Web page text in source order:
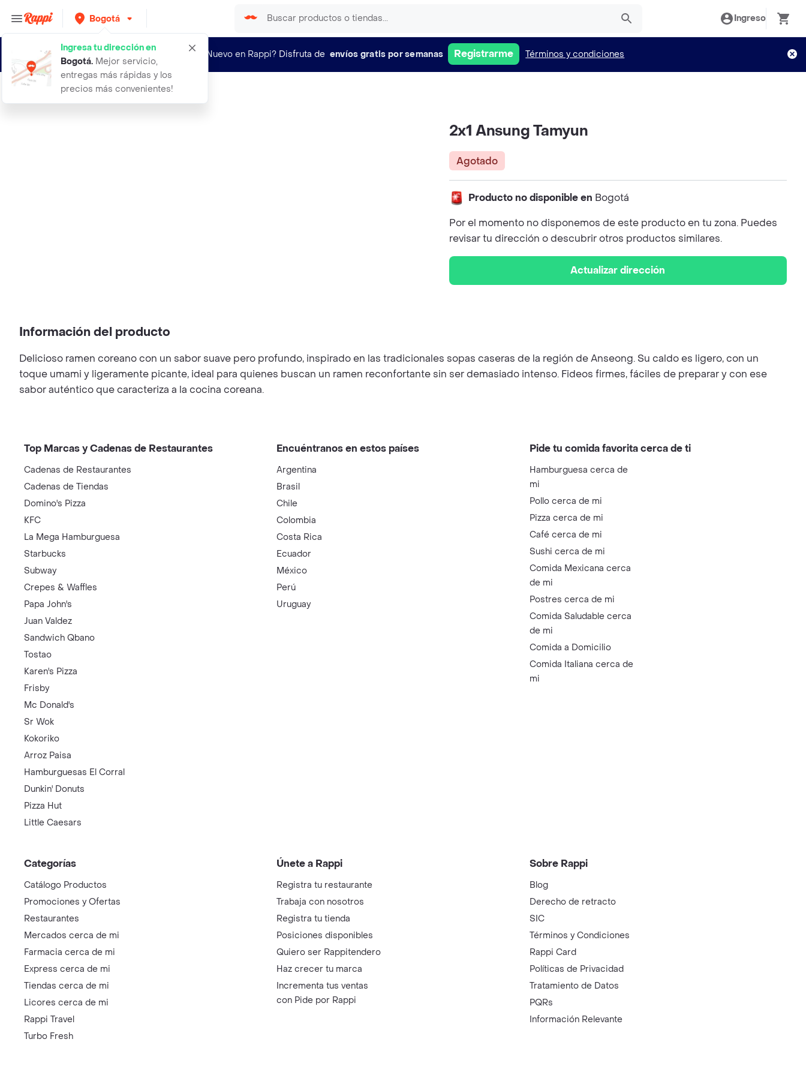
Bogotá
Ingresa tu dirección en
Bogotá. Mejor servicio,
entregas más rápidas y los
precios más convenientes!
Ingreso
¿Nuevo en Rappi? Disfruta de envíos gratis por semanas Registrarme Términos y condiciones
2x1 ansung tamyun
2x1 Ansung Tamyun
Agotado
Producto no disponible en Bogotá
Por el momento no disponemos de este producto en tu zona. Puedes
revisar tu dirección o descubrir otros productos similares.
Actualizar dirección
Información del producto
Delicioso ramen coreano con un sabor suave pero profundo, inspirado en las tradicionales sopas caseras de la región de Anseong. Su caldo es ligero, con un
toque umami y ligeramente picante, ideal para quienes buscan un ramen reconfortante sin ser demasiado intenso. Fideos firmes, fáciles de preparar y con ese
sabor auténtico que caracteriza a la cocina coreana.
Top Marcas y Cadenas de Restaurantes
Cadenas de Restaurantes
Cadenas de Tiendas
Domino's Pizza
KFC
La Mega Hamburguesa
Starbucks
Subway
Crepes & Waffles
Papa John's
Juan Valdez
Sandwich Qbano
Tostao
Karen's Pizza
Frisby
Mc Donald's
Sr Wok
Kokoriko
Arroz Paisa
Hamburguesas El Corral
Dunkin' Donuts
Pizza Hut
Little Caesars
Encuéntranos en estos países
Argentina
Brasil
Chile
Colombia
Costa Rica
Ecuador
México
Perú
Uruguay
Pide tu comida favorita cerca de ti
Hamburguesa cerca de
mi
Pollo cerca de mi
Pizza cerca de mi
Café cerca de mi
Sushi cerca de mi
Comida Mexicana cerca
de mi
Postres cerca de mi
Comida Saludable cerca
de mi
Comida a Domicilio
Comida Italiana cerca de
mi
Categorías
Catálogo Productos
Promociones y Ofertas
Restaurantes
Mercados cerca de mi
Farmacia cerca de mi
Express cerca de mi
Tiendas cerca de mi
Licores cerca de mi
Rappi Travel
Turbo Fresh
Únete a Rappi
Registra tu restaurante
Trabaja con nosotros
Registra tu tienda
Posiciones disponibles
Quiero ser Rappitendero
Haz crecer tu marca
Incrementa tus ventas
con Pide por Rappi
Sobre Rappi
Blog
Derecho de retracto
SIC
Términos y Condiciones
Rappi Card
Políticas de Privacidad
Tratamiento de Datos
PQRs
Información Relevante